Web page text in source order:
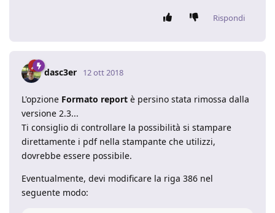
Rispondi
dasc3er 12 ott 2018
L'opzione Formato report è persino stata rimossa dalla
versione 2.3...
Ti consiglio di controllare la possibilità si stampare
direttamente i pdf nella stampante che utilizzi,
dovrebbe essere possibile.
Eventualmente, devi modificare la riga 386 nel
seguente modo: